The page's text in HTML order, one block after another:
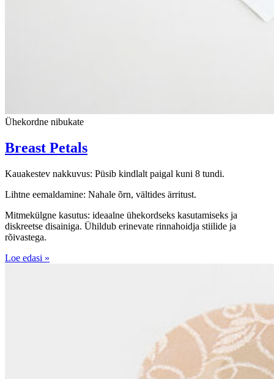
Ühekordne nibukate
Breast Petals
Kauakestev nakkuvus: Püsib kindlalt paigal kuni 8 tundi.
Lihtne eemaldamine: Nahale õrn, vältides ärritust.
Mitmekülgne kasutus: ideaalne ühekordseks kasutamiseks ja
diskreetse disainiga. Ühildub erinevate rinnahoidja stiilide ja
rõivastega.
Loe edasi »